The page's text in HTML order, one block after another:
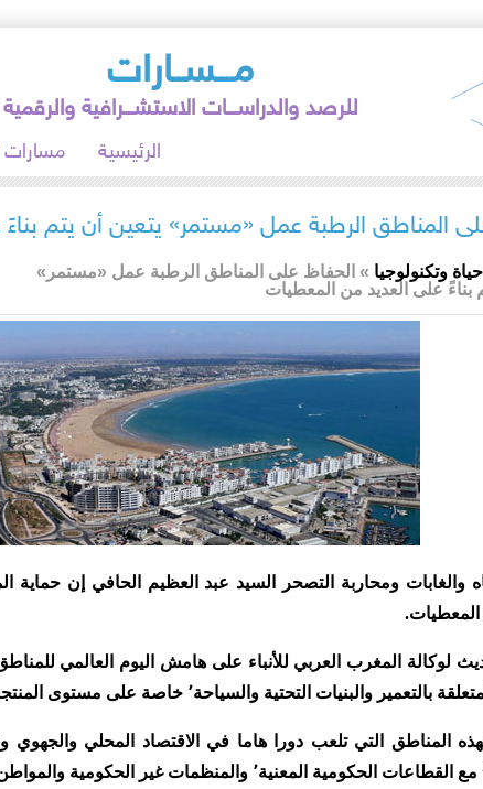
مـــســارات
للرصد والدراســـات الاستشـــرافية والرقمية
TV مسارات الرئيسية
المناطق الرطبة عمل «مستمر» يتعين أن يتم
حياة وتكنولوجيا » الحفاظ على المناطق الرطبة عمل «مستمر»
بناءً على العديد من المعطيات
والغابات ومحاربة التصحر السيد عبد العظيم الحافي إن حماية
المعطيات.
التحتية والسياحة٬ خاصة على مستوى المنتجعات الساحلية”.
المعنية٬ والمنظمات غير الحكومية والمواطن.